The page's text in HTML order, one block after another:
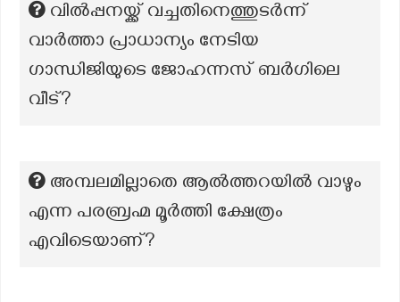
വിൽപ്പനയ്ക്ക് വച്ചതിനെത്തുടർന്ന്
വാർത്താ പ്രാധാന്യം നേടിയ
ഗാന്ധിജിയുടെ ജോഹന്നസ് ബർഗിലെ
വീട്?
അമ്പലമില്ലാതെ ആൽത്തറയിൽ വാഴും
എന്ന പരബ്രഹ്മ മൂർത്തി ക്ഷേത്രം
എവിടെയാണ്?